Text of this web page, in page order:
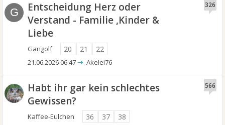
G
Entscheidung Herz oder
Verstand - Familie ,Kinder &
Liebe
Gangolf 20 21 22
326
21.06.2026 06:47 Akelei76
Habt ihr gar kein schlechtes
Gewissen?
Kaffee-Eulchen 36 37 38
566